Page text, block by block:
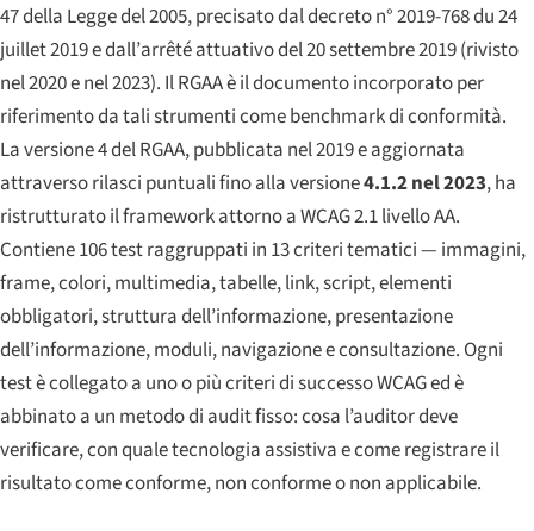
47 della Legge del 2005, precisato dal decreton° 2019-768 du 24
juillet 2019e dall’arrêtéattuativo del 20 settembre 2019 (rivisto
nel 2020 e nel 2023). Il RGAA è il documento incorporato per
riferimento da tali strumenti come benchmark di conformità.
La versione 4 del RGAA, pubblicata nel 2019 e aggiornata
attraverso rilasci puntuali fino alla versione4.1.2 nel 2023, ha
ristrutturato il framework attorno a WCAG 2.1 livello AA.
Contiene 106 test raggruppati in 13 criteri tematici — immagini,
frame, colori, multimedia, tabelle, link, script, elementi
obbligatori, struttura dell’informazione, presentazione
dell’informazione, moduli, navigazione e consultazione. Ogni
test è collegato a uno o più criteri di successo WCAG ed è
abbinato a un metodo di audit fisso: cosa l’auditor deve
verificare, con quale tecnologia assistiva e come registrare il
risultato come conforme, non conforme o non applicabile.